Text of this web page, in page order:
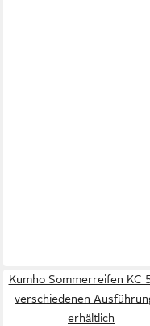
Kumho Sommerreifen KC
verschiedenen
erhältlich